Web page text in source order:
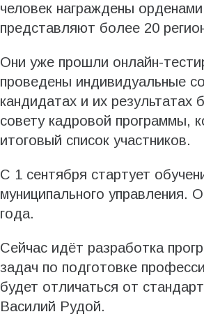
человек награждены
представляют более 20
Они уже прошли онлайн-
проведены индивидуальные
кандидатах и их
совету кадровой программы,
итоговый список участников.
С 1 сентября стартует
муниципального управления.
года.
Сейчас идёт разработка
задач по подготовке
будет отличаться от
Василий Рудой.